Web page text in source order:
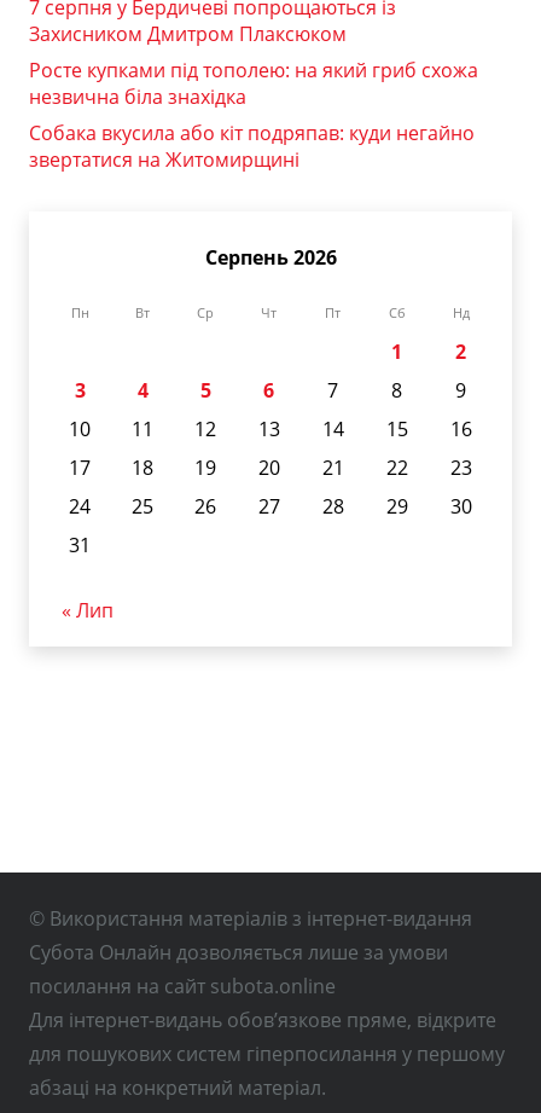
7 серпня у Бердичеві попрощаються із
Захисником Дмитром Плаксюком
Росте купками під тополею: на який гриб схожа
незвична біла знахідка
Собака вкусила або кіт подряпав: куди негайно
звертатися на Житомирщині
Серпень 2026
Пн Вт Ср Чт Пт Сб Нд
1
2
3
4 5 6 7 8
9
10
11 12 13 14 15
16
17
18 19 20 21 22
23
24
25 26 27 28 29
30
31
« Лип
© Використання матеріалів з інтернет-видання
Субота Онлайн дозволяється лише за умови
посилання на сайт subota.online
Для інтернет-видань обов’язкове пряме, відкрите
для пошукових систем гіперпосилання у першому
абзаці на конкретний матеріал.